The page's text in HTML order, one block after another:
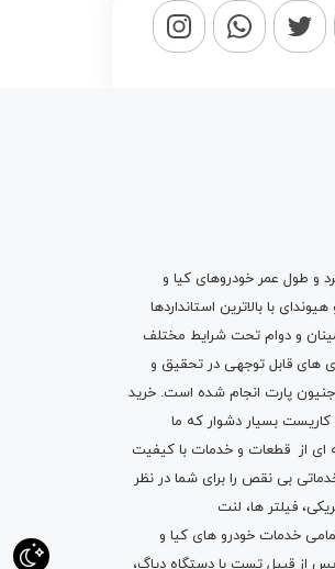
و طول عمر خودروهای کیا و
با بالاترین استانداردها
و دوام تحت شرایط مختلف
های قابل توجهی در تحقیق و
پارت انجام شده است. خرید
بسیار دشوار که ما
از قطعات و خدمات با کیفیت
بی نقص را برای شما در نظر
، فیلتر ها، لنت
خدمات خودرو های کیا و
از قبیل تست با دستگاه دیاگ،